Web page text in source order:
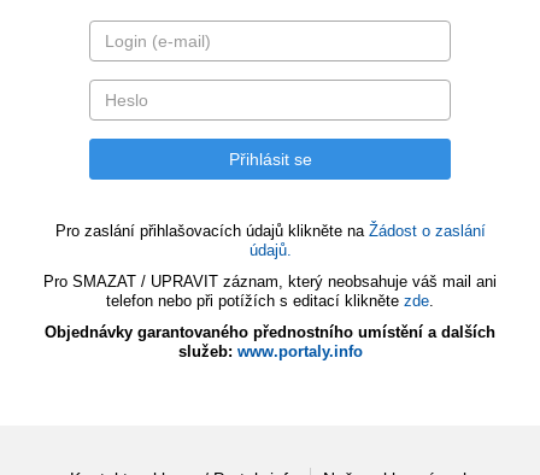
Pro zaslání přihlašovacích údajů klikněte na Žádost o zaslání
údajů.
Pro SMAZAT / UPRAVIT záznam, který neobsahuje váš mail ani
telefon nebo při potížích s editací klikněte zde.
Objednávky garantovaného přednostního umístění a dalších
služeb: www.portaly.info